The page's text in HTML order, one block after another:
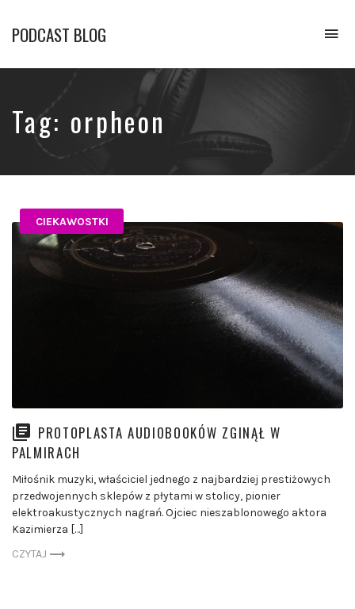
PODCAST BLOG
o
Tag: orpheon
CIEKAWOSTKI
PROTOPLASTA AUDIOBOOKÓW ZGINĄŁ W
PALMIRACH
Miłośnik muzyki, właściciel jednego z najbardziej prestiżowych
przedwojennych sklepów z płytami w stolicy, pionier
elektroakustycznych nagrań. Ojciec nieszablonowego aktora
Kazimierza […]
CZYTAJ